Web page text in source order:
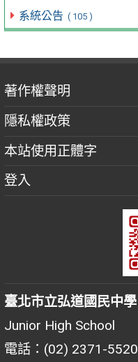
系統公告 ( 105 )
著作權聲明
隱私權政策
本站使用正體字
登入
臺北市立弘道國民中學
Junior High School
電話：(02) 2371-5520